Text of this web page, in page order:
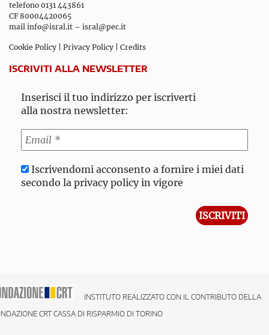
telefono 0131 443861
CF 80004420065
mail info@isral.it – isral@pec.it
Cookie Policy Privacy Policy Credits
ISCRIVITI ALLA NEWSLETTER
Inserisci il tuo indirizzo per iscriverti
alla nostra newsletter:
Iscrivendomi acconsento a fornire i miei dati
secondo la privacy policy in vigore
INSTITUTO REALIZZATO CON IL CONTRIBUTO DELLA
CRT CASSA DI RISPARMIO DI TORINO